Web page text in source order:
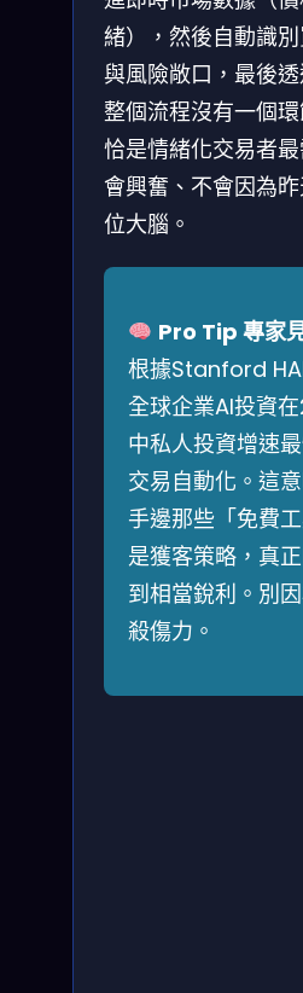
緒），然後自動識
與風險敞口，最後
整個流程沒有一個
恰是情緒化交易者
會興奮、不會因為
位大腦。
Pro Tip 專家
根據Stanford
全球企業AI投資
中私人投資增速
交易自動化。這
手邊那些「免費
是獲客策略，真
到相當銳利。別
殺傷力。